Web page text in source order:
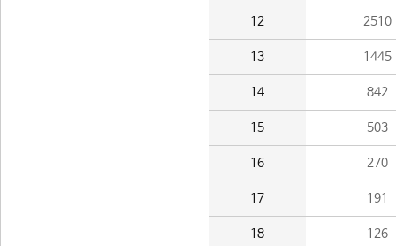
12 2510
13 1445
14 842
15 503
16 270
17 191
18 126